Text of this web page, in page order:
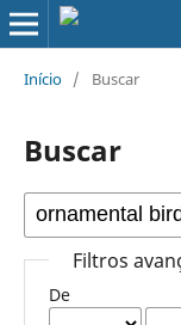
Início / Buscar
Buscar
Filtros
De